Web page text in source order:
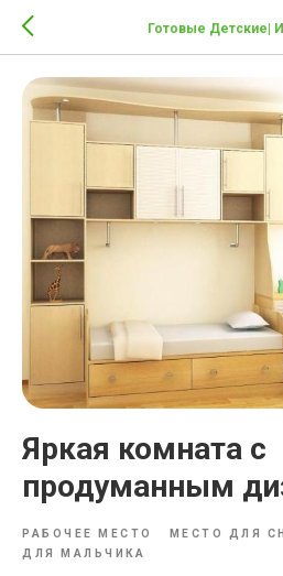
Готовые Детские|
Яркая комната с
продуманным
РАБОЧЕЕ МЕСТО МЕСТО ДЛЯ
ДЛЯ МАЛЬЧИКА